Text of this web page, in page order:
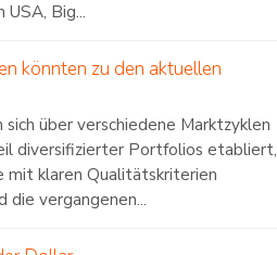
USA, Big...
könnten zu den aktuellen
über verschiedene Marktzyklen
diversifizierter Portfolios etabliert,
mit klaren Qualitätskriterien
die vergangenen...